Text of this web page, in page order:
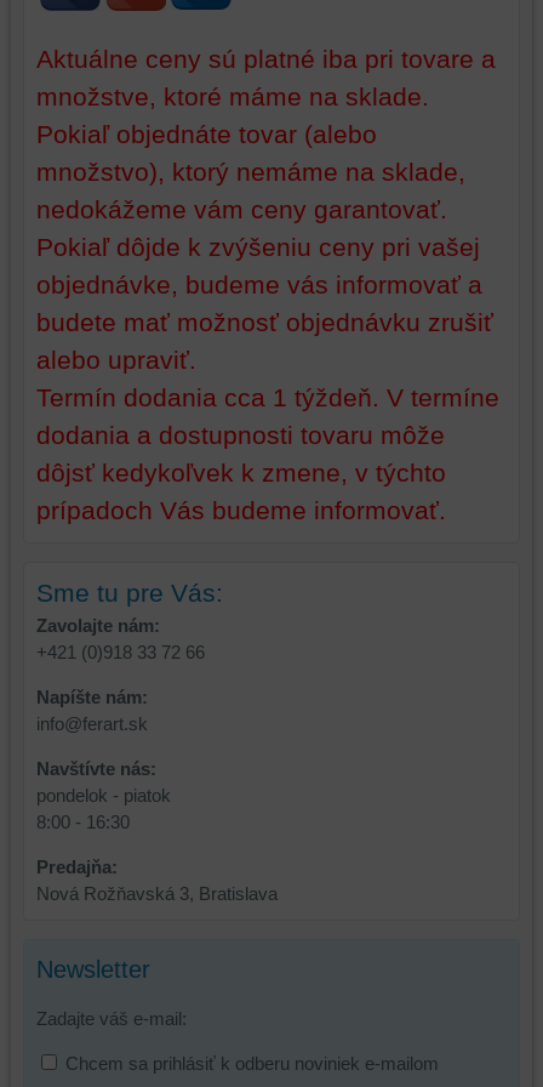
Aktuálne ceny sú platné iba pri tovare a
množstve, ktoré máme na sklade.
Pokiaľ objednáte tovar (alebo
množstvo), ktorý nemáme na sklade,
nedokážeme vám ceny garantovať.
Pokiaľ dôjde k zvýšeniu ceny pri vašej
objednávke, budeme vás informovať a
budete mať možnosť objednávku zrušiť
alebo upraviť.
Termín dodania cca 1 týždeň. V termíne
dodania a dostupnosti tovaru môže
dôjsť kedykoľvek k zmene, v týchto
prípadoch Vás budeme informovať.
Sme tu pre Vás:
Zavolajte nám:
+421 (0)918 33 72 66
Napíšte nám:
info@ferart.sk
Navštívte nás:
pondelok - piatok
8:00 - 16:30
Predajňa:
Nová Rožňavská 3, Bratislava
Newsletter
Zadajte váš e-mail:
Chcem sa prihlásiť k odberu noviniek e-mailom
relácie
a
dosiahnutie
základnej
platformy,
zážitku
prehliadania
a
zabezpečenia.
doplnkové
funkcie,
ktoré
zlepšujú
zážitok
z
ukladať
niektoré
preferencií
bez
aby
ste
mali
používateľský
bez
prihlásenia,
používať
skripty
a/alebo
zdroje
tretích
strán,
widgety